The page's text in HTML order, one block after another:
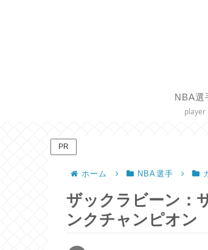
NBA選
player
PR
ホーム NBA選手
ザックラビーン：
ンクチャンピオン